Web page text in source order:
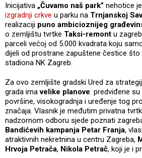
Inicijativa „Čuvamo naš park” nehotice
izgradnji crkve u parku na Trnjanskoj
realizaciji puno ambicioznijeg
o zemljištu tvrtke Taksi-remont u
parceli većoj od 5.000 kvadrata koju
dijeli od prostrane zapuštene čestice
stadiona NK Zagreb.
Za ovo zemljište gradski Ured za
grada imavelike planove: predviđene
površine, visokogradnja i uređenje tog
značaja. Vlasnik je međutim privatna
nadzornom odboru sjede poznati
Bandićevih kampanja Petar Franja,
atraktivnih nekretnina u centru Zagreba,
Hrvoja Petrača, Nikola Petrač, koji je i